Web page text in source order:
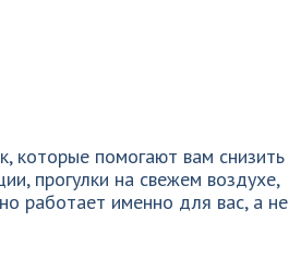
которые помогают вам снизить
прогулки на свежем воздухе,
работает именно для вас, а не